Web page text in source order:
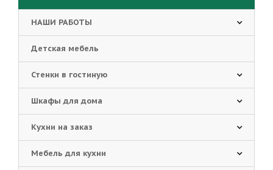
НАШИ РАБОТЫ
Детская мебель
Стенки в гостиную
Шкафы для дома
Кухни на заказ
Мебель для кухни